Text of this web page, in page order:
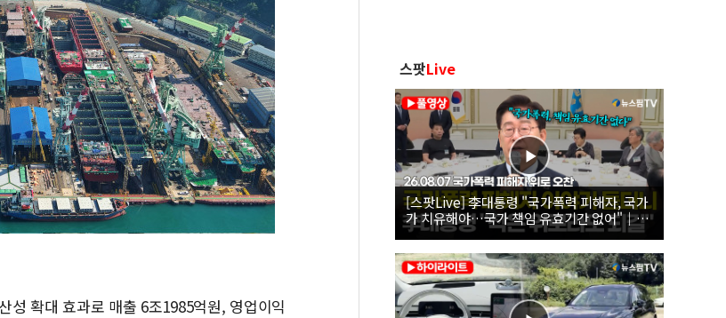
성 확대 효과로 매출 6조1985억원, 영업이익
스팟Live
[스팟Live] 李대통령 "국가폭력 피해자, 국가
가 치유해야…국가 책임 유효기간 없어"｜
26.08.07 국가폭력 피해자 위로 오찬